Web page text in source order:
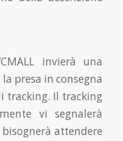
invierà una
presa in consegna
tracking. Il tracking
vi segnalerà
attendere